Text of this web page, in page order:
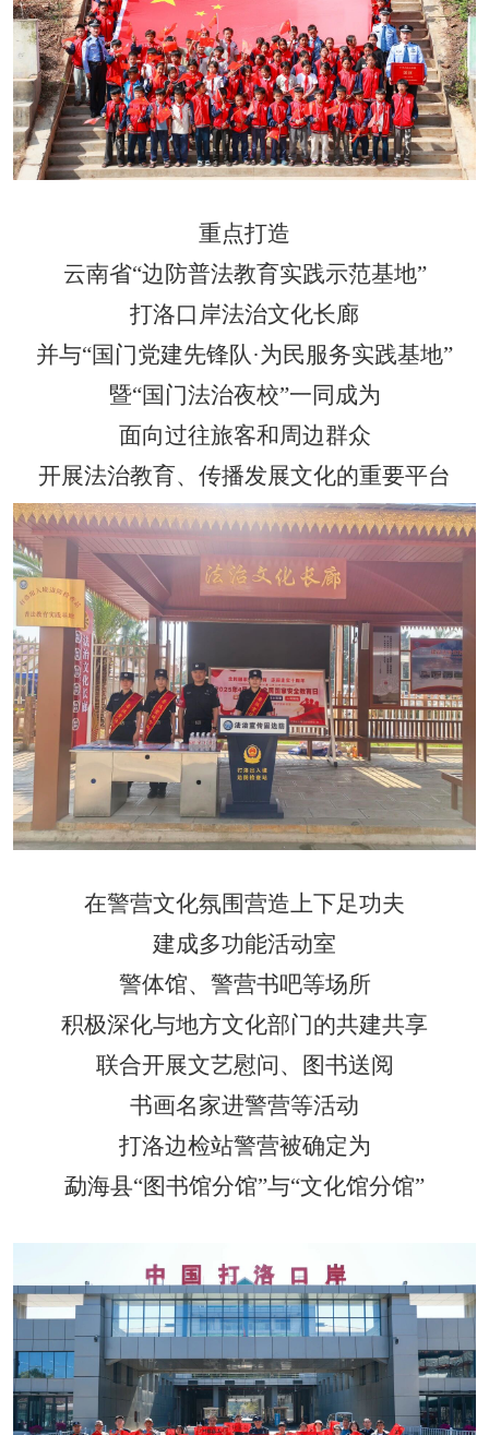
重点打造
云南省“边防普法教育实践示范基地”
打洛口岸法治文化长廊
并与“国门党建先锋队 ·为民服务实践基地”
暨“国门法治夜校”一同成为
面向过往旅客和周边群众
开展法治教育、传播发展文化的重要平台
在警营文化氛围营造上下足功夫
建成多功能活动室
警体馆、警营书吧等场所
积极深化与地方文化部门的共建共享
联合开展文艺慰问、图书送阅
书画名家进警营等活动
打洛边检站警营被确定为
勐海县“图书馆分馆”与“文化馆分馆”